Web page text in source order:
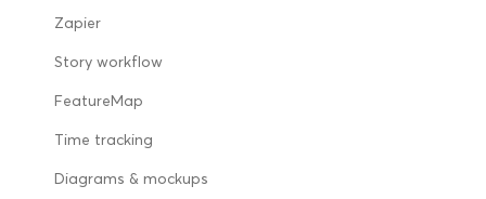
Zapier
Story workflow
FeatureMap
Time tracking
Diagrams & mockups